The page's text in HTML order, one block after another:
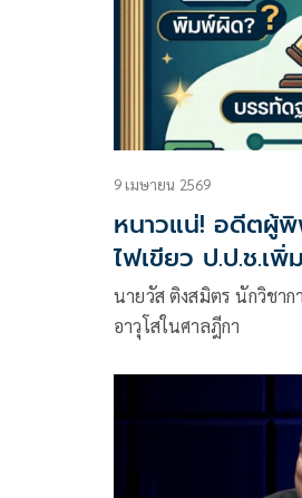
9 เมษายน 2569
หนาวแน่! อดีตผู้
ไฟเขียว ป.ป.ช.เพิ่
หลังได้
นายวัส ติงสมิตร นักวิชา
อาวุโสในศาลฎีกา